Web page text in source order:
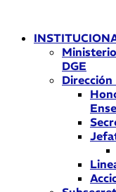
contenido
DGE
Dirección